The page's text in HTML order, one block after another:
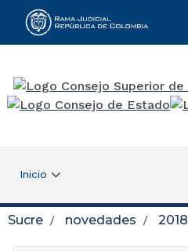
Rama Judicial
Inicio
Sucre novedades 2018